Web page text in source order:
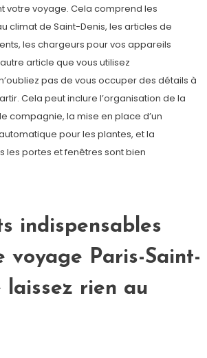
votre voyage. Cela comprend les
climat de Saint-Denis, les articles de
les chargeurs pour vos appareils
article que vous utilisez
pas de vous occuper des détails à
Cela peut inclure l’organisation de la
compagnie, la mise en place d’un
pour les plantes, et la
les portes et fenêtres sont bien
indispensables
voyage Paris-Saint-
laissez rien au